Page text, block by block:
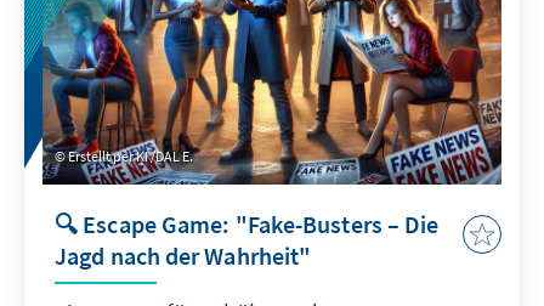
Erstellt per KI /DAL E.
🔍 Escape Game: "Fake-Busters – Die
Jagd nach der Wahrheit"